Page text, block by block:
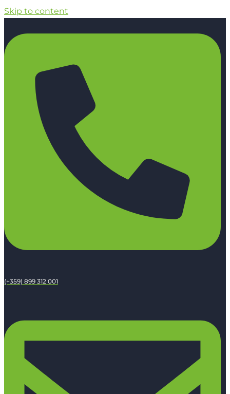
Skip to content
(+359) 899 312 001